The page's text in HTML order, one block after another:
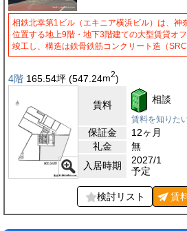
相鉄北幸第1ビル（エキニア横浜ビル）は、神
位置する地上9階・地下3階建ての大型賃貸オ
竣工し、構造は鉄骨鉄筋コンクリート造（
4階 165.54坪 (547.24m2)
賃料 相談
賃料を知りた
保証金
12ヶ月
礼金
無
入居時期
2027/1
予定
検討リスト 賃